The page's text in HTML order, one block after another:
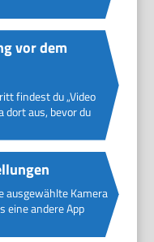
vor dem
findest du „Video
dort aus, bevor du
ausgewählte Kamera
eine andere App